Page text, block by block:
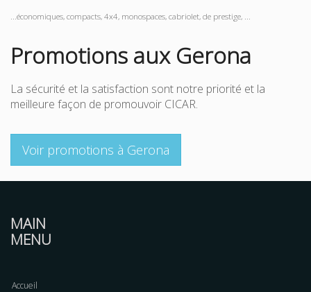
...économiques, compacts, 4x4, monospaces, cabriolet, de prestige, ...
Promotions aux Gerona
La sécurité et la satisfaction sont notre priorité et la
meilleure façon de promouvoir CICAR.
Voir promotions à Gerona
MAIN
MENU
Accueil